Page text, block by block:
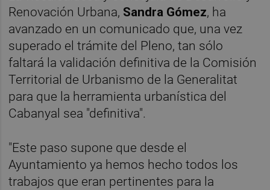
Renovación Urbana, Sandra Gómez, ha
avanzado en un comunicado que, una vez
superado el trámite del Pleno, tan sólo
faltará la validación definitiva de la Comisión
Territorial de Urbanismo de la Generalitat
para que la herramienta urbanística del
Cabanyal sea "definitiva".
"Este paso supone que desde el
Ayuntamiento ya hemos hecho todos los
trabajos que eran pertinentes para la